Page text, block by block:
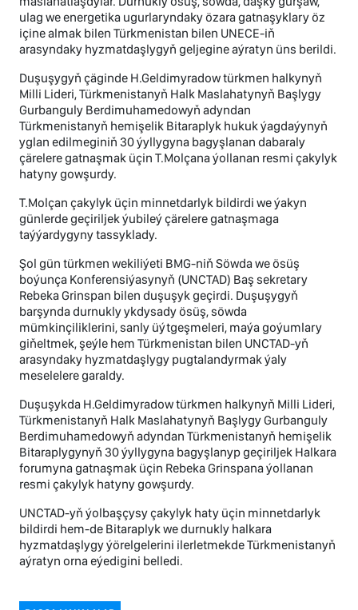
ulag we energetika ugurlaryndaky özara gatnaşyklary öz
içine almak bilen Türkmenistan bilen UNECE-iň
arasyndaky hyzmatdaşlygyň geljegine aýratyn üns berildi.
Duşuşygyň çäginde H.Geldimyradow türkmen halkynyň
Milli Lideri, Türkmenistanyň Halk Maslahatynyň Başlygy
Gurbanguly Berdimuhamedowyň adyndan
Türkmenistanyň hemişelik Bitaraplyk hukuk ýagdaýynyň
yglan edilmeginiň 30 ýyllygyna bagyşlanan dabaraly
çärelere gatnaşmak üçin T.Molçana ýollanan resmi çakylyk
hatyny gowşurdy.
T.Molçan çakylyk üçin minnetdarlyk bildirdi we ýakyn
günlerde geçiriljek ýubileý çärelere gatnaşmaga
taýýardygyny tassyklady.
Şol gün türkmen wekiliýeti BMG-niň Söwda we ösüş
boýunça Konferensiýasynyň (UNCTAD) Baş sekretary
Rebeka Grinspan bilen duşuşyk geçirdi. Duşuşygyň
barşynda durnukly ykdysady ösüş, söwda
mümkinçiliklerini, sanly üýtgeşmeleri, maýa goýumlary
giňeltmek, şeýle hem Türkmenistan bilen UNCTAD-yň
arasyndaky hyzmatdaşlygy pugtalandyrmak ýaly
meselelere garaldy.
Duşuşykda H.Geldimyradow türkmen halkynyň Milli Lideri,
Türkmenistanyň Halk Maslahatynyň Başlygy Gurbanguly
Berdimuhamedowyň adyndan Türkmenistanyň hemişelik
Bitaraplygynyň 30 ýyllygyna bagyşlanyp geçiriljek Halkara
forumyna gatnaşmak üçin Rebeka Grinspana ýollanan
resmi çakylyk hatyny gowşurdy.
UNCTAD-yň ýolbaşçysy çakylyk haty üçin minnetdarlyk
bildirdi hem-de Bitaraplyk we durnukly halkara
hyzmatdaşlygy ýörelgelerini ilerletmekde Türkmenistanyň
aýratyn orna eýedigini belledi.